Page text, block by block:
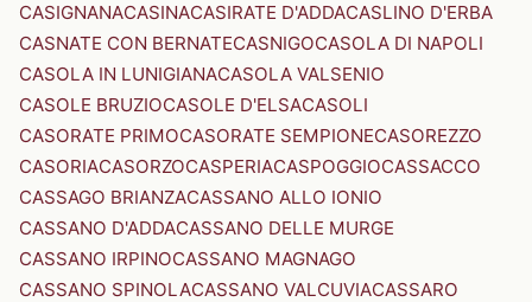
CASIGNANACASINACASIRATE D'ADDACASLINO D'ERBA
CASNATE CON BERNATECASNIGOCASOLA DI NAPOLI
CASOLA IN LUNIGIANACASOLA VALSENIO
CASOLE BRUZIOCASOLE D'ELSACASOLI
CASORATE PRIMOCASORATE SEMPIONECASOREZZO
CASORIACASORZOCASPERIACASPOGGIOCASSACCO
CASSAGO BRIANZACASSANO ALLO IONIO
CASSANO D'ADDACASSANO DELLE MURGE
CASSANO IRPINOCASSANO MAGNAGO
CASSANO SPINOLACASSANO VALCUVIACASSARO